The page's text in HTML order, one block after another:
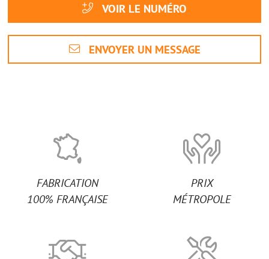
VOIR LE NUMÉRO
ENVOYER UN MESSAGE
FABRICATION
100% FRANÇAISE
PRIX
MÉTROPOLE